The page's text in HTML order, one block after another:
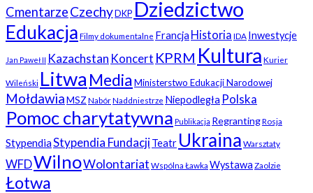
CmentarzeCzechyDKP Dziedzictwo
Edukacja Filmy dokumentalne Francja Historia IDA Inwestycje
Jan Paweł II Kazachstan Koncert KPRM Kultura Kurier
Wileński Litwa MediaMinisterstwo Edukacji Narodowej
MołdawiaMSZ NabórNaddniestrze Niepodległa Polska
Pomoc charytatywna Publikacja RegrantingRosja
StypendiaStypendia FundacjiTeatr Ukraina Warsztaty
WFDWilnoWolontariat Wspólna Ławka Wystawa Zaolzie
Łotwa